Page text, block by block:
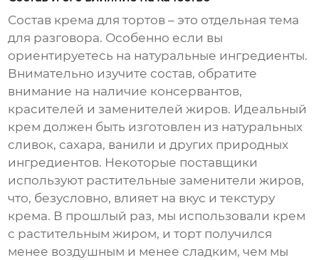
Состав крема для тортов – это отдельная тема
для разговора. Особенно если вы
ориентируетесь на натуральные ингредиенты.
Внимательно изучите состав, обратите
внимание на наличие консервантов,
красителей и заменителей жиров. Идеальный
крем должен быть изготовлен из натуральных
сливок, сахара, ванили и других природных
ингредиентов. Некоторые поставщики
используют растительные заменители жиров,
что, безусловно, влияет на вкус и текстуру
крема. В прошлый раз, мы использовали крем
с растительным жиром, и торт получился
менее воздушным и менее сладким, чем мы